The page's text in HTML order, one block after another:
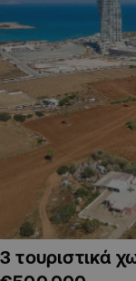
3 τουριστικά